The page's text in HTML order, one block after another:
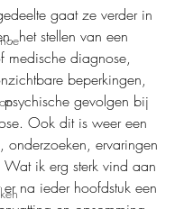
gaat ze verder in
het stellen van een
medische diagnose,
beperkingen,
gevolgen bij
Ook dit is weer een
onderzoeken, ervaringen
Wat ik erg sterk vind aan
na ieder hoofdstuk een